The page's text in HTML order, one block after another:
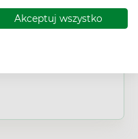
Akceptuj wszystko